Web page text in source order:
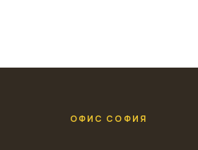
ОФИС СОФИЯ